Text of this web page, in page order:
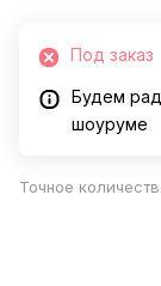
Под заказ
Будем
шоуруме
Точное